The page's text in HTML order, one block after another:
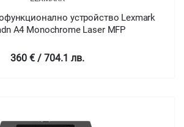
устройство Lexmark
A4 Monochrome Laser MFP
360 € / 704.1 лв.